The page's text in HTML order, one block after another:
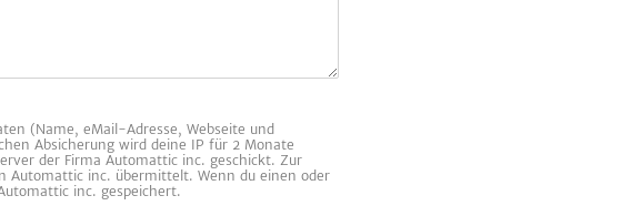
(Name, eMail-Adresse, Webseite und
Absicherung wird deine IP für 2 Monate
der Firma Automattic inc. geschickt. Zur
Automattic inc. übermittelt. Wenn du einen oder
inc. gespeichert.